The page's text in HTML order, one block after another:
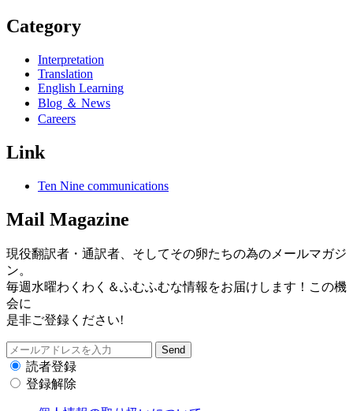
Category
Interpretation
Translation
English Learning
Blog ＆ News
Careers
Link
Ten Nine communications
Mail Magazine
現役翻訳者・通訳者、そしてその卵たちの為のメールマガジ
ン。
毎週水曜わくわく＆ふむふむな情報をお届けします！この機
会に
是非ご登録ください!
読者登録
登録解除